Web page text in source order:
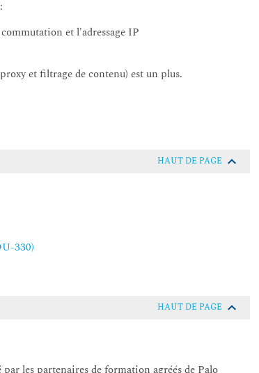
et l'adressage IP
et filtrage de contenu) est un plus.
HAUT DE PAGE
330)
HAUT DE PAGE
les partenaires de formation agréés de Palo